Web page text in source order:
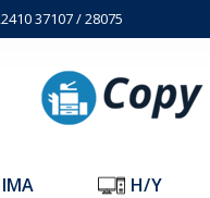
37107 / 28075
H/Y